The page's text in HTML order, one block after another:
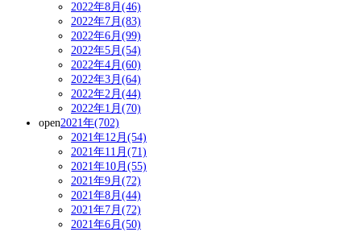
2022年8月(46)
2022年7月(83)
2022年6月(99)
2022年5月(54)
2022年4月(60)
2022年3月(64)
2022年2月(44)
2022年1月(70)
open2021年(702)
2021年12月(54)
2021年11月(71)
2021年10月(55)
2021年9月(72)
2021年8月(44)
2021年7月(72)
2021年6月(50)